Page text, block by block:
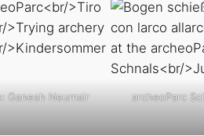
Ganesh Neumair
archeoParc